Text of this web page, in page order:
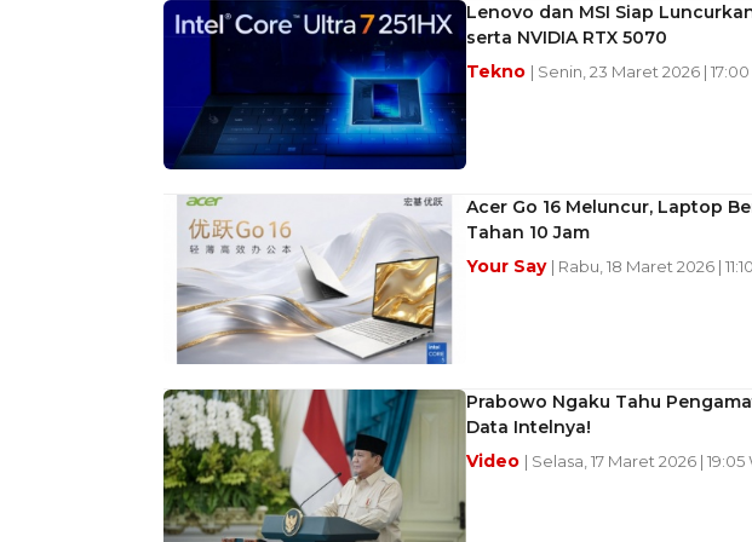
Lenovo dan MSI Siap
serta NVIDIA RTX 5070
Tekno | Senin, 23 Maret 2026 |
Acer Go 16 Meluncur, Laptop
Tahan 10 Jam
Your Say | Rabu, 18 Maret 2026 |
Prabowo Ngaku Tahu
Data Intelnya!
Video | Selasa, 17 Maret 2026 | 19:05